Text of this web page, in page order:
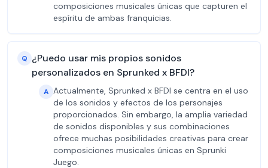
composiciones musicales únicas que capturen el
espíritu de ambas franquicias.
Q ¿Puedo usar mis propios sonidos
personalizados en Sprunked x BFDI?
A Actualmente, Sprunked x BFDI se centra en el uso
de los sonidos y efectos de los personajes
proporcionados. Sin embargo, la amplia variedad
de sonidos disponibles y sus combinaciones
ofrece muchas posibilidades creativas para crear
composiciones musicales únicas en Sprunki
Juego.